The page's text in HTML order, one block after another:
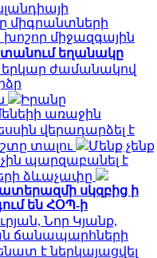
միգրանտների
միջազգային
եղանակը
ժամանակով
Իրանը
առաջին
վերադարձել է
տալու
Մենք չենք
պարզաբանել է
ձևաչափը
սկզբից ի
են ՀՕՊ-ի
Նոր Կյանք,
ճանապարհների
է ներկայացվել